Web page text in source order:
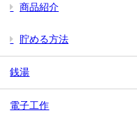
商品紹介
貯める方法
銭湯
電子工作